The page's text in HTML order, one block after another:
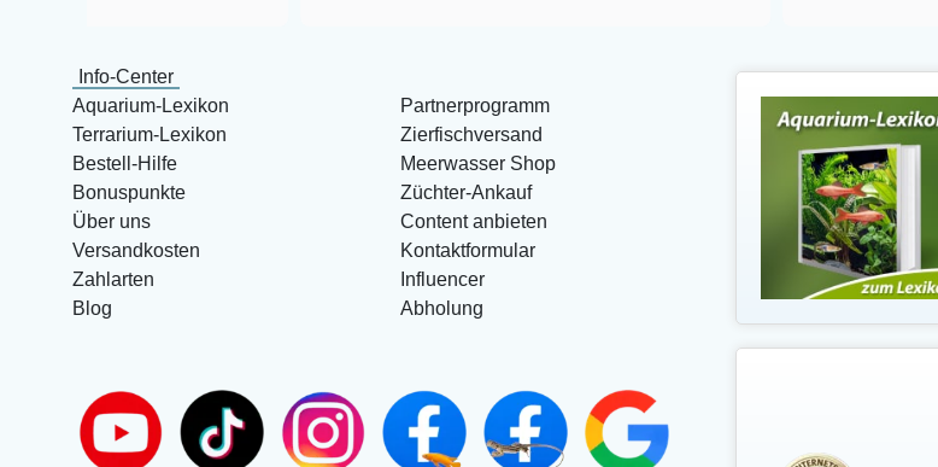
Info-Center
Aquarium-Lexikon
Terrarium-Lexikon
Bestell-Hilfe
Bonuspunkte
Über uns
Versandkosten
Zahlarten
Blog
Partnerprogramm
Zierfischversand
Meerwasser Shop
Züchter-Ankauf
Content anbieten
Kontaktformular
Influencer
Abholung